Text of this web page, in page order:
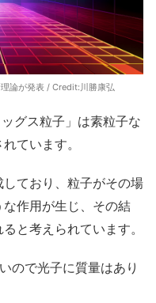
論が発表 / Credit:川勝康弘
グス粒子」は素粒子な
ています。
ており、粒子がその場
作用が生じ、その結
と考えられています。
ので光子に質量はあり